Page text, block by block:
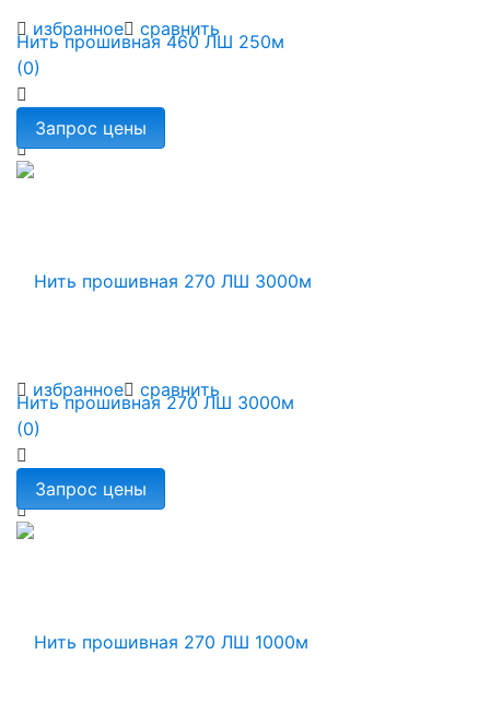
избранное сравнить
избранное сравнить
Нить прошивная 460 ЛШ 250м
(0)
Нить прошивная 270 ЛШ 3000м
(0)